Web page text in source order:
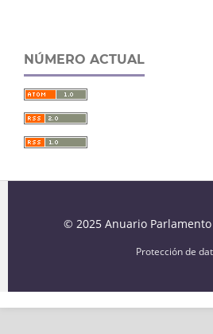
NÚMERO ACTUAL
© 2025 Anuario
Protección de